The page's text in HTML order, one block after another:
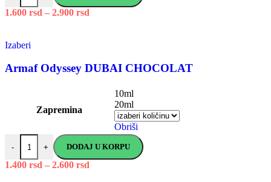
1.600 rsd – 2.900 rsd
Izaberi
Armaf Odyssey DUBAI CHOCOLAT
Zapremina
10ml
20ml
Obriši
- + DODAJ U KORPU
1.400 rsd – 2.600 rsd